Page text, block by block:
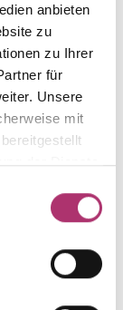
anbieten
zu
zu Ihrer
für
Unsere
mit
der Dienste